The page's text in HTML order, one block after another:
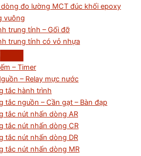
dòng đo lường MCT đúc khối epoxy
vuông
trung tính – Gối đỡ
trung tính có vỏ nhựa
– Timer
– Relay mực nước
tắc hành trình
tắc nguồn – Cần gạt – Bàn đạp
tắc nút nhấn dòng AR
tắc nút nhấn dòng CR
tắc nút nhấn dòng DR
tắc nút nhấn dòng MR